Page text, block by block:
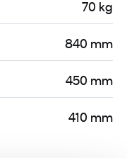
70 kg
840 mm
450 mm
410 mm